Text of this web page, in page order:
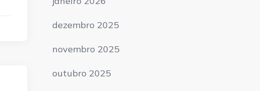
dezembro 2025
novembro 2025
outubro 2025